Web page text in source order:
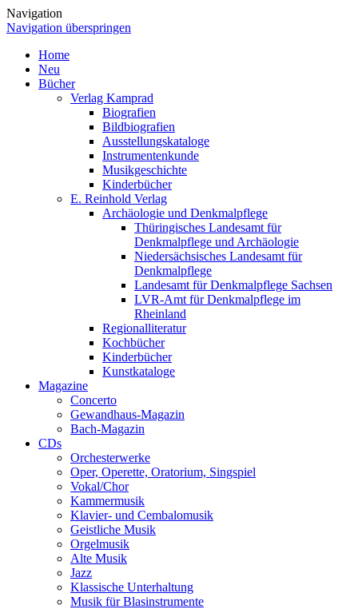
Navigation
Navigation überspringen
Home
Neu
Bücher
Verlag Kamprad
Biografien
Bildbiografien
Ausstellungskataloge
Instrumentenkunde
Musikgeschichte
Kinderbücher
E. Reinhold Verlag
Archäologie und Denkmalpflege
Thüringisches Landesamt für
Denkmalpflege und Archäologie
Niedersächsisches Landesamt für
Denkmalpflege
Landesamt für Denkmalpflege Sachsen
LVR-Amt für Denkmalpflege im
Rheinland
Regionalliteratur
Kochbücher
Kinderbücher
Kunstkataloge
Magazine
Concerto
Gewandhaus-Magazin
Bach-Magazin
CDs
Orchesterwerke
Oper, Operette, Oratorium, Singspiel
Vokal/Chor
Kammermusik
Klavier- und Cembalomusik
Geistliche Musik
Orgelmusik
Alte Musik
Jazz
Klassische Unterhaltung
Musik für Blasinstrumente